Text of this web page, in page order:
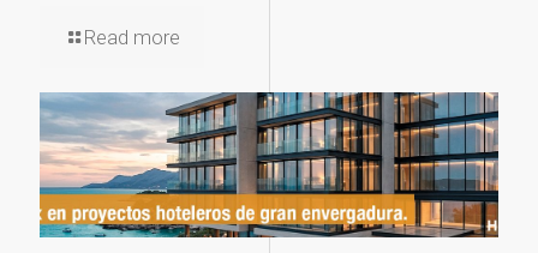
Read more